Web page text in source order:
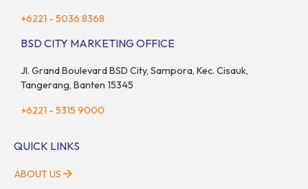
+6221 - 5036 8368
BSD CITY MARKETING OFFICE
Jl. Grand Boulevard BSD City, Sampora, Kec. Cisauk,
Tangerang, Banten 15345
+6221 - 5315 9000
QUICK LINKS
ABOUT US